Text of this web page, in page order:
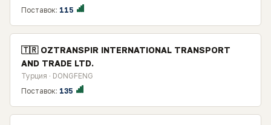
Поставок: 115
🇹🇷 OZTRANSPIR INTERNATIONAL TRANSPORT
AND TRADE LTD.
Турция · DONGFENG
Поставок: 135